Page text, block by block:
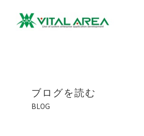
ブログを読む
BLOG